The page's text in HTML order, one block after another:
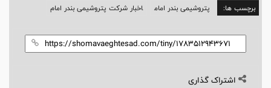
برچسب ها: پتروشیمی بندر امام اخبار شرکت پتروشیمی بندر امام
اشتراک گذاری